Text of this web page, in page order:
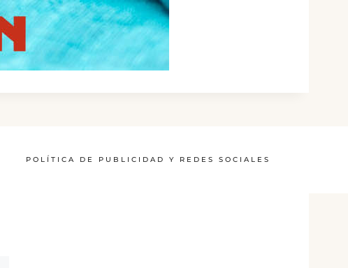
POLÍTICA DE PUBLICIDAD Y REDES SOCIALES